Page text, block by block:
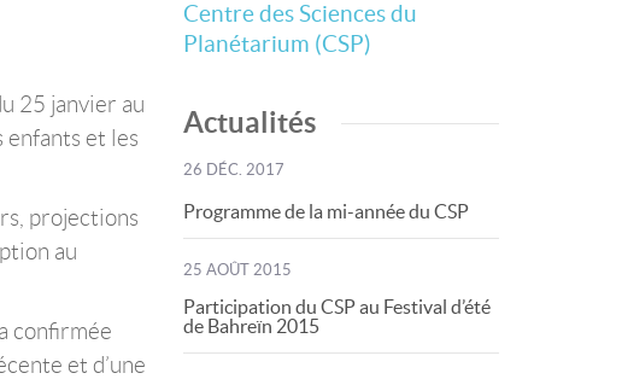
25 janvier au
enfants et les
projections
au
confirmée
et d’une
Centre des Sciences du
Planétarium (CSP)
Actualités
26 DÉC. 2017
Programme de la mi-année du CSP
25 AOÛT 2015
Participation du CSP au Festival d’été
de Bahreïn 2015